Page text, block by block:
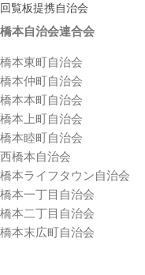
回覧板提携自治会
橋本自治会連合会
橋本東町自治会
橋本仲町自治会
橋本本町自治会
橋本上町自治会
橋本睦町自治会
西橋本自治会
橋本ライフタウン自治会
橋本一丁目自治会
橋本二丁目自治会
橋本末広町自治会